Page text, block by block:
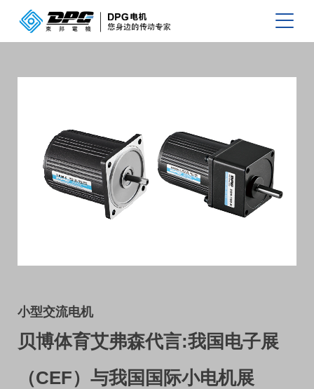
小型交流电机
贝博体育艾弗森代言:我国电子展
（CEF）与我国国际小电机展